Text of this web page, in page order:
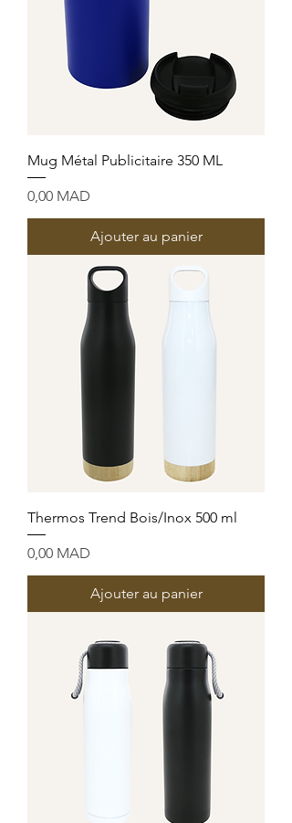
Mug Métal Publicitaire 350 ML
Prix
0,00 MAD
Ajouter au panier
Thermos Trend Bois/Inox 500 ml
Prix
0,00 MAD
Ajouter au panier